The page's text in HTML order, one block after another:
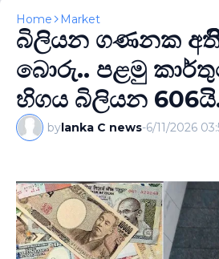
Home Market
බිලියන ගණනක
බොරු.. පළමු
හිගය බිලියන
bylanka C news-6/11/2026